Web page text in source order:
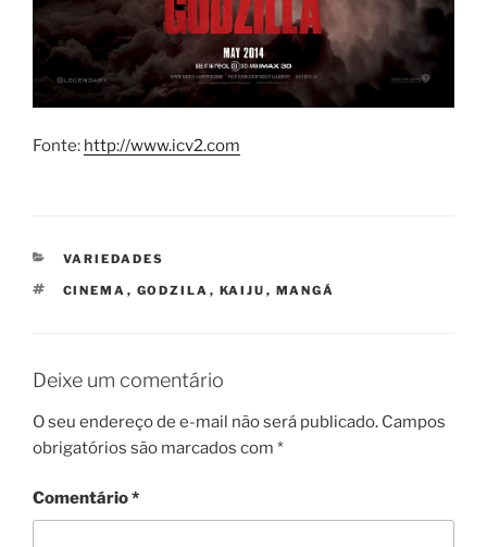
Fonte: http://www.icv2.com
CATEGORIAS
VARIEDADES
TAGS
CINEMA , GODZILA , KAIJU , MANGÁ
Deixe um comentário
O seu endereço de e-mail não será publicado. Campos
obrigatórios são marcados com *
Comentário*